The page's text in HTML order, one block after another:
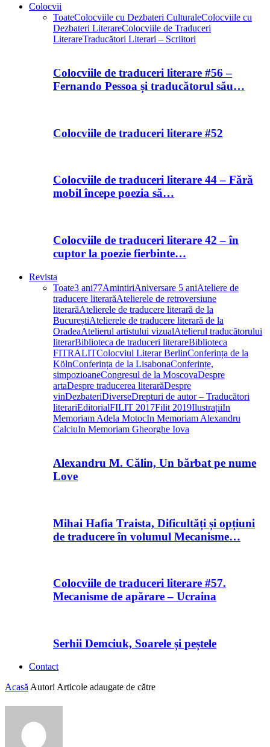
Colocvii
ToateColocviile cu Dezbateri CulturaleColocviile cu
Dezbateri LiterareColocviile de Traduceri
LiterareTraducători Literari – Scriitori
Colocviile de traduceri literare #56 –
Fernando Pessoa și traducătorul său…
Colocviile de traduceri literare #52
Colocviile de traduceri literare 44 – Fără
mobil începe poezia să…
Colocviile de traduceri literare 42 – în
cuptor la poezie fierbinte…
Revista
Toate3 ani77AmintiriAniversare 5 aniAteliere de
traducere literarăAtelierele de retroversiune
literarăAtelierele de traducere literară de la
BucureștiAtelierele de traducere literară de la
OradeaAtelierul artistului vizualAtelierul traducătorului
literarBiblioteca de traduceri literareBiblioteca
FITRALITColocviul Literar BerlinConferința de la
KölnConferința de la LisabonaConferințe,
simpozioaneCongresul de la MoscovaDespre
artaDespre traducerea literarăDespre
vinDezbateriDiverseDrepturi de autor – Traducători
literariEditorialFILIT 2017Filit 2019IlustrațiiIn
Memoriam Adela MotocIn Memoriam Alexandru
CalciuIn Memoriam Gheorghe Iova
Alexandru M. Călin, Un bărbat pe nume
Love
Mihai Hafia Traista, Dificultăți și opțiuni
de traducere în volumul Mecanisme…
Colocviile de traduceri literare #57.
Mecanisme de apărare – Ucraina
Serhii Demciuk, Soarele și peștele
Contact
Acasă Autori Articole adaugate de către